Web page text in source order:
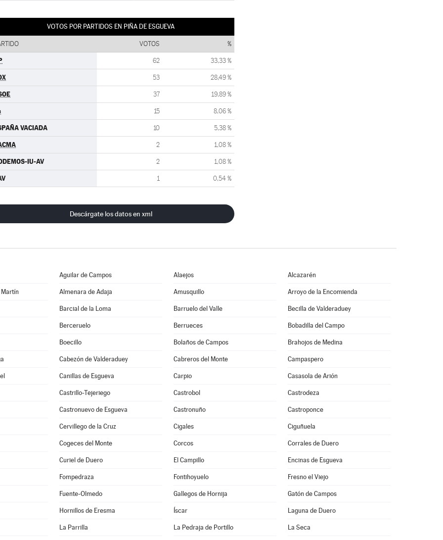
VOTOS POR PARTIDOS EN PIÑA DE ESGUEVA
VOTOS %
62 33,33 %
53 28,49 %
37 19,89 %
15 8,06 %
VACIADA 10 5,38 %
2 1,08 %
IU-AV 2 1,08 %
1 0,54 %
Descárgate los datos en xml
Aguilar de Campos Alaejos Alcazarén
Almenara de Adaja Amusquillo Arroyo de la Encomienda
Barcial de la Loma Barruelo del Valle Becilla de Valderaduey
Berceruelo Berrueces Bobadilla del Campo
Boecillo Bolaños de Campos Brahojos de Medina
Cabezón de Valderaduey Cabreros del Monte Campaspero
Canillas de Esgueva Carpio Casasola de Arión
Castrillo-Tejeriego Castrobol Castrodeza
Castronuevo de Esgueva Castronuño Castroponce
Cervillego de la Cruz Cigales Ciguñuela
Cogeces del Monte Corcos Corrales de Duero
Curiel de Duero El Campillo Encinas de Esgueva
Fompedraza Fontihoyuelo Fresno el Viejo
Fuente-Olmedo Gallegos de Hornija Gatón de Campos
Hornillos de Eresma Íscar Laguna de Duero
La Parrilla La Pedraja de Portillo La Seca